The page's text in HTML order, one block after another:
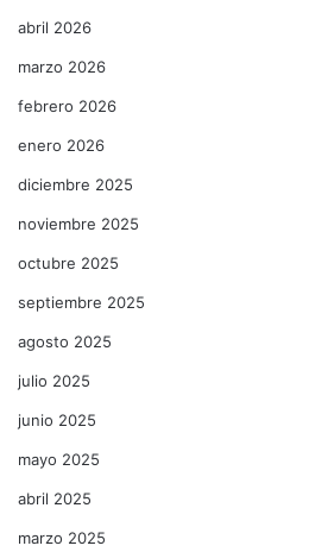
abril 2026
marzo 2026
febrero 2026
enero 2026
diciembre 2025
noviembre 2025
octubre 2025
septiembre 2025
agosto 2025
julio 2025
junio 2025
mayo 2025
abril 2025
marzo 2025